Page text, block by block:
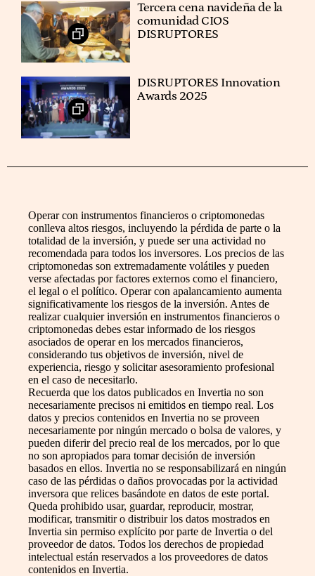
Tercera cena navideña de la
comunidad CIOS
DISRUPTORES
DISRUPTORES Innovation
Awards 2025
Operar con instrumentos financieros o criptomonedas
conlleva altos riesgos, incluyendo la pérdida de parte o la
totalidad de la inversión, y puede ser una actividad no
recomendada para todos los inversores. Los precios de las
criptomonedas son extremadamente volátiles y pueden
verse afectadas por factores externos como el financiero,
el legal o el político. Operar con apalancamiento aumenta
significativamente los riesgos de la inversión. Antes de
realizar cualquier inversión en instrumentos financieros o
criptomonedas debes estar informado de los riesgos
asociados de operar en los mercados financieros,
considerando tus objetivos de inversión, nivel de
experiencia, riesgo y solicitar asesoramiento profesional
en el caso de necesitarlo.
Recuerda que los datos publicados en Invertia no son
necesariamente precisos ni emitidos en tiempo real. Los
datos y precios contenidos en Invertia no se proveen
necesariamente por ningún mercado o bolsa de valores, y
pueden diferir del precio real de los mercados, por lo que
no son apropiados para tomar decisión de inversión
basados en ellos. Invertia no se responsabilizará en ningún
caso de las pérdidas o daños provocadas por la actividad
inversora que relices basándote en datos de este portal.
Queda prohibido usar, guardar, reproducir, mostrar,
modificar, transmitir o distribuir los datos mostrados en
Invertia sin permiso explícito por parte de Invertia o del
proveedor de datos. Todos los derechos de propiedad
intelectual están reservados a los proveedores de datos
contenidos en Invertia.